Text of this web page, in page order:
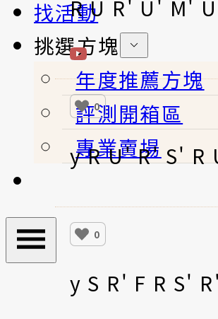
找活動
挑選方塊
年度推薦方塊
評測開箱區
專業賣場
R U R' U' M'
0
y R U' R' S' R
0
y S R' F R S'